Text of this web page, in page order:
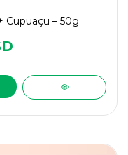
Cupuaçu – 50g